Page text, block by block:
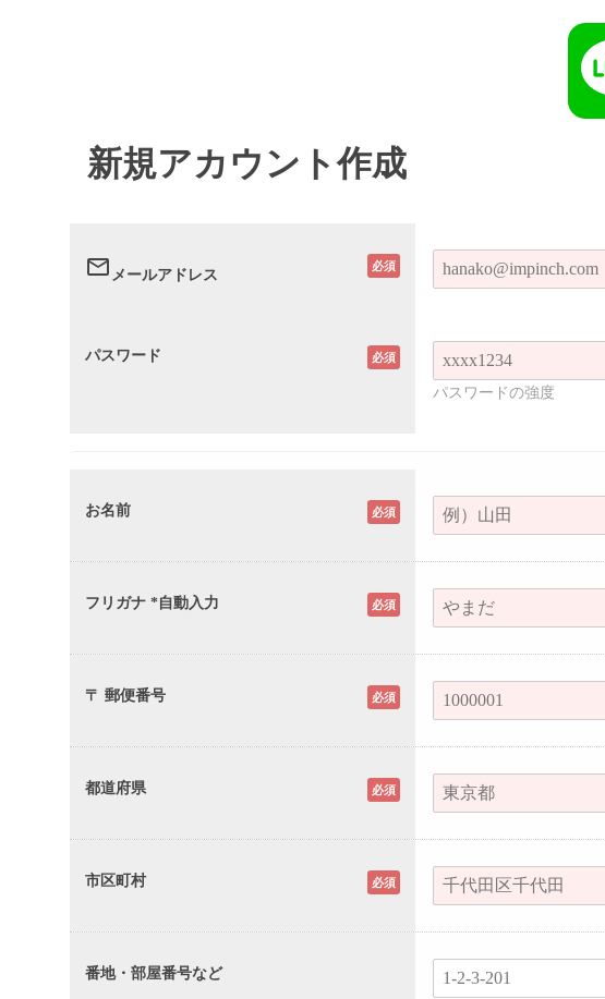
新規アカウント作成
email メールアドレス
必須
パスワード 必須
パスワードの強度
お名前 必須
フリガナ *自動入力 必須
〒 郵便番号 必須
都道府県 必須
市区町村 必須
番地・部屋番号など